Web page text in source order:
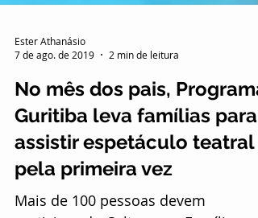
7 de ago. de 2019
2 min de leitura
No mês dos pais, Programa
Guritiba leva famílias para